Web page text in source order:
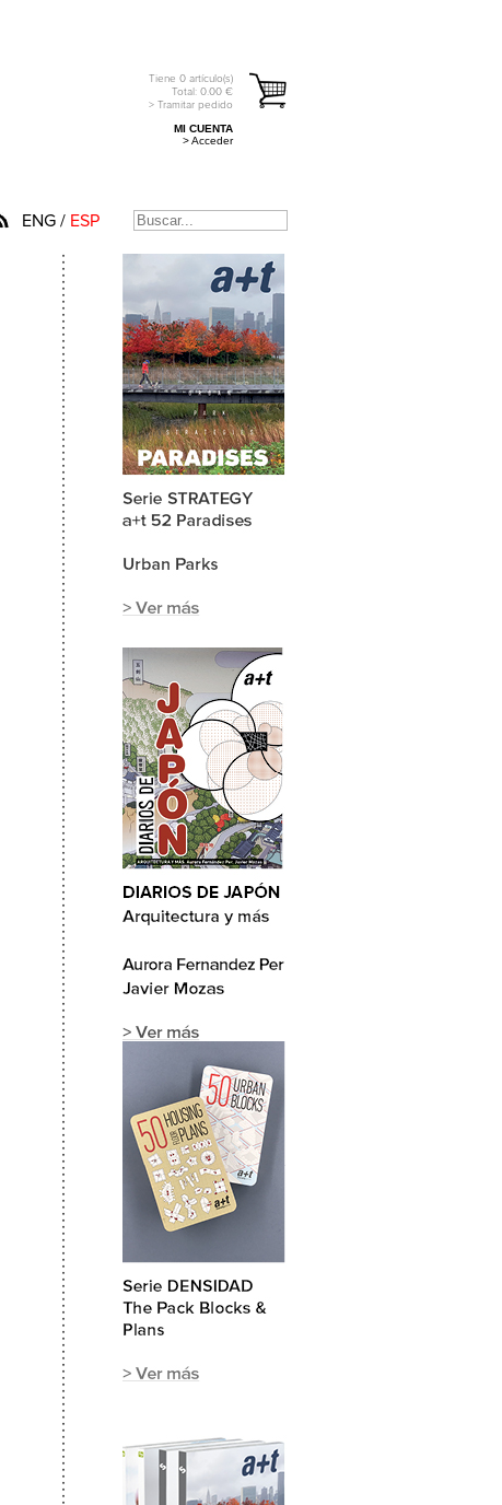
Tiene 0 artículo(s)
Total: 0.00 €
> Tramitar pedido
MI CUENTA
> Acceder
ENG / ESP